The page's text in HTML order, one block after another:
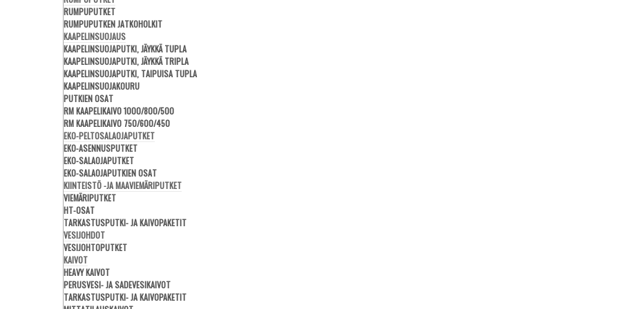
RUMPUPUTKET
RUMPUPUTKEN JATKOHOLKIT
KAAPELINSUOJAUS
KAAPELINSUOJAPUTKI, JÄYKKÄ TUPLA
KAAPELINSUOJAPUTKI, JÄYKKÄ TRIPLA
KAAPELINSUOJAPUTKI, TAIPUISA TUPLA
KAAPELINSUOJAKOURU
PUTKIEN OSAT
RM KAAPELIKAIVO 1000/800/500
RM KAAPELIKAIVO 750/600/450
EKO-PELTOSALAOJAPUTKET
EKO-ASENNUSPUTKET
EKO-SALAOJAPUTKET
EKO-SALAOJAPUTKIEN OSAT
KIINTEISTÖ -JA MAAVIEMÄRIPUTKET
VIEMÄRIPUTKET
HT-OSAT
TARKASTUSPUTKI- JA KAIVOPAKETIT
VESIJOHDOT
VESIJOHTOPUTKET
KAIVOT
HEAVY KAIVOT
PERUSVESI- JA SADEVESIKAIVOT
TARKASTUSPUTKI- JA KAIVOPAKETIT
Tarkastuskaivot
vakiovarusteena virtausta ohjaava pohjakouru.
Perusvesikaivot
väärään suuntaan rankkasateen sattuessa.
Rännikaivotovat kevytrakenteisia kaivoja kattojen valumavesien keräämiseen.
Erikoiskaivot ovat kaivoja, joita käytetään muun muassa hiekan tai öljyn erottamiseen, kaapeleiden yhdistämiseen tai
Puhdasvesikaivo
Pumppaamot
Harmaavesipumppaamo uppopumpulla
siirtämiseen.
Kiinteistöpumppaamona
Lue lisää esitteestä >
Jakokaivot